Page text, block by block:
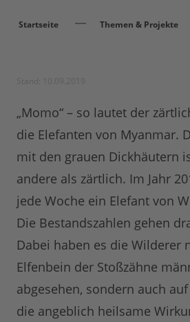
Startseite Themen & Projekte
„Momo“ – so lautet der
die Elefanten von Myanmar.
mit den grauen Dickhäutern
andere als zärtlich. Im Jahr
jede Woche ein Elefant von
Die Bestandszahlen gehen
Dabei haben es die Wilderer
Elfenbein der Stoßzähne
abgesehen, sondern auch
die angeblich heilsame